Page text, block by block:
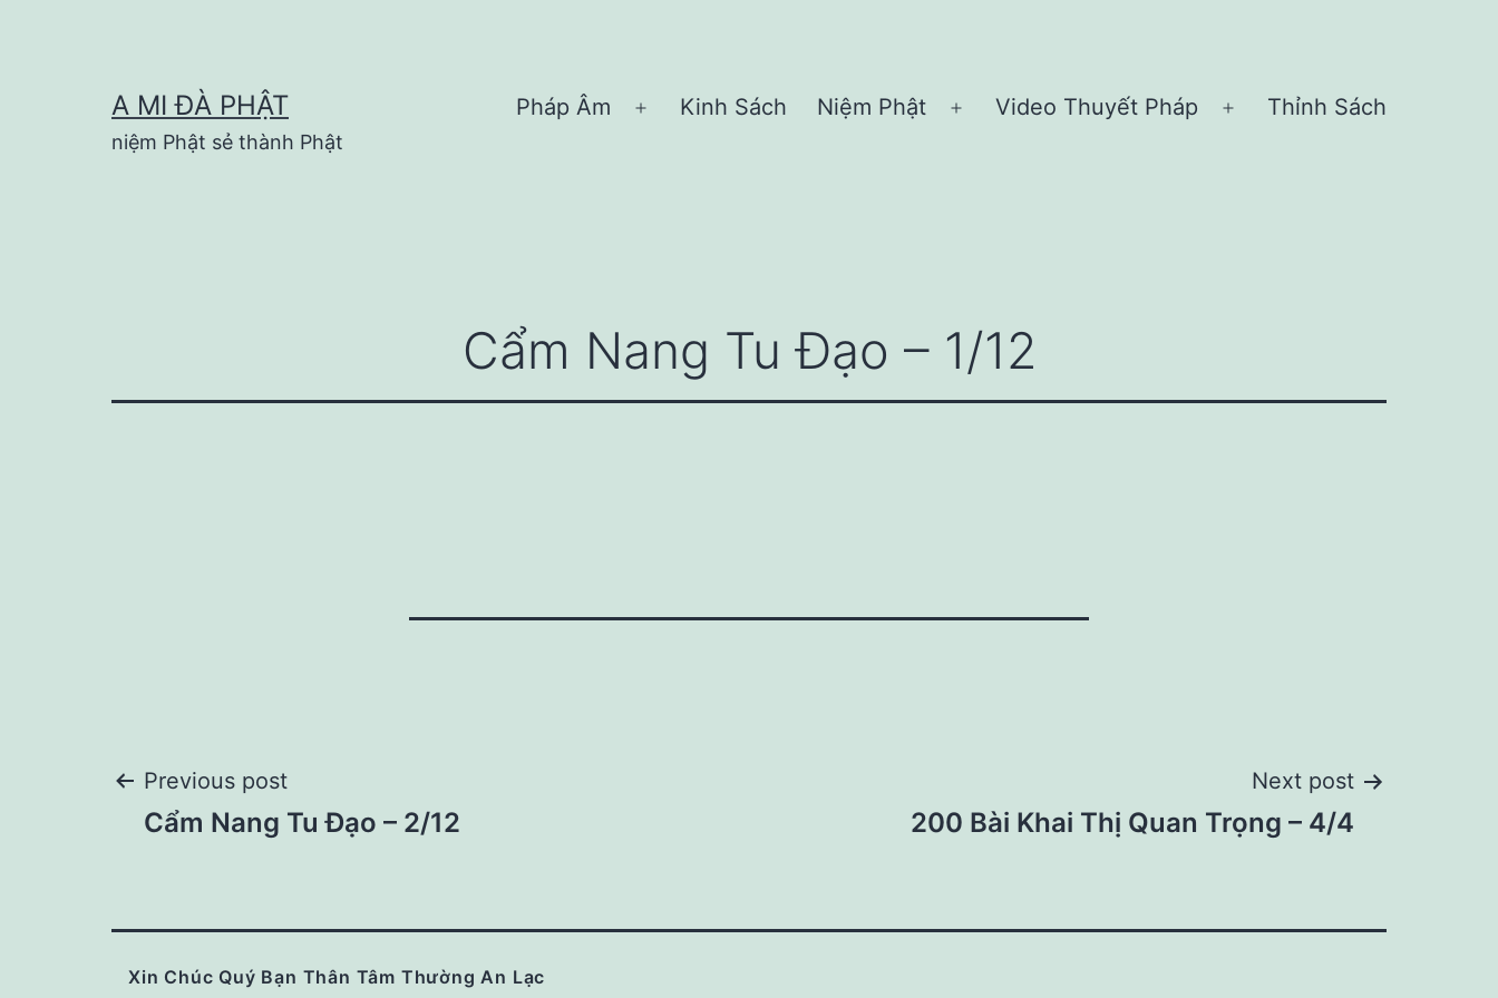
A MI ĐÀ PHẬT
niệm Phật sẻ thành Phật
Pháp Âm
Open
Kinh Sách Niệm Phật
Open
Video Thuyết Pháp
Open
Thỉnh Sách
Cẩm Nang Tu Đạo – 1/12
Post
Previous post
Cẩm Nang Tu Đạo – 2/12
Next post
200 Bài Khai Thị Quan Trọng – 4/4
Xin Chúc Quý Bạn Thân Tâm Thường An Lạc